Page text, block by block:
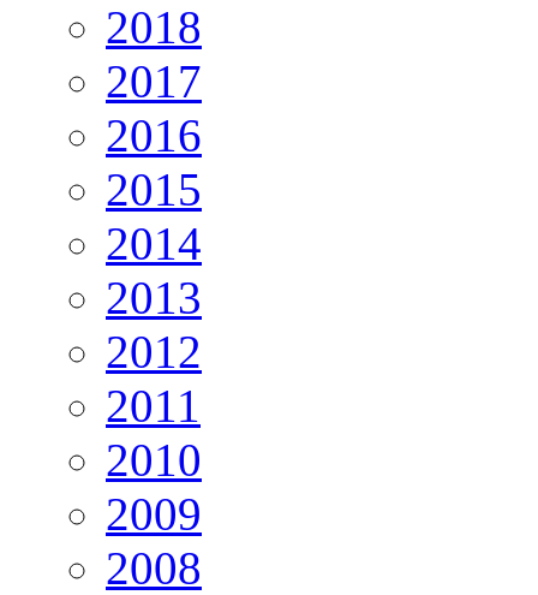
2018
2017
2016
2015
2014
2013
2012
2011
2010
2009
2008